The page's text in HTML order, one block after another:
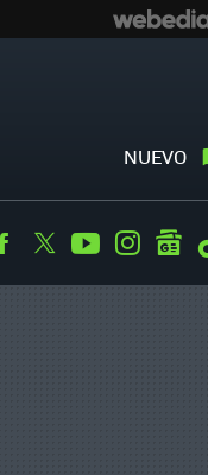
NUEVO
Facebook
TwitterYoutube